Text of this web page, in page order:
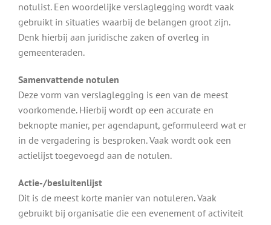
notulist. Een woordelijke verslaglegging wordt vaak
gebruikt in situaties waarbij de belangen groot zijn.
Denk hierbij aan juridische zaken of overleg in
gemeenteraden.
Samenvattende notulen
Deze vorm van verslaglegging is een van de meest
voorkomende. Hierbij wordt op een accurate en
beknopte manier, per agendapunt, geformuleerd wat er
in de vergadering is besproken. Vaak wordt ook een
actielijst toegevoegd aan de notulen.
Actie-/besluitenlijst
Dit is de meest korte manier van notuleren. Vaak
gebruikt bij organisatie die een evenement of activiteit